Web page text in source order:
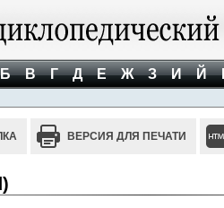
В Г Д Е Ж З И Й
ВЕРСИЯ ДЛЯ ПЕЧАТИ